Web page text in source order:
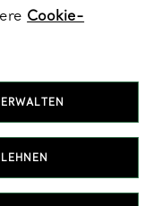
Cookie-